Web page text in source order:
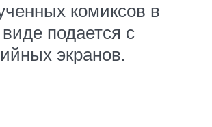
комиксов в
подается с
экранов.